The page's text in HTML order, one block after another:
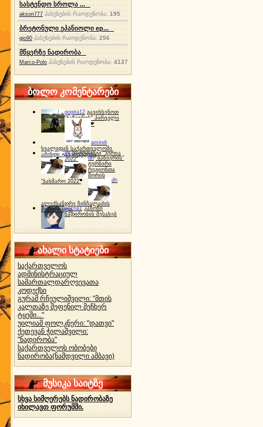
სასტენდო სროლა ...
akson777 პასუხების რაოდენობა:195
ბრეტონული ეპანიოლი ep...
gio90 პასუხების რაოდენობა:256
მწყერზე ნადირობა
Marco-Polo პასუხების რაოდენობა:4137
ბოლო კომენტარები
gogita12 გავიხსენოთ
"ბაზიერის" პირველი
ტურნირი ❤
amindi
ხვალიდან საქართველოში
ამინდი გაუარესდება
dh სპორტინგი "გურია
2022"
dh "ბაზიერის"
ტურნირი
რეგიონთა
შორის
"ბახმარო 2022"
dh
ალექსანდრე ჩინჩალაძის
მემორიალიgocha1 კანონი
ნადირობის შესახებ
ახალი სტატიები
საქართველოს
ადმინისტრაციულ
სამართალდარღვევათა
კოდექსი
გურამ რჩეულიშვილი: "მთის
კალთაზე შეფენილ მეჩხერ
ტყეში..."
უილიამ ფოლკნერი: "დათვი"
ქეთევან ჭილაშვილი:
"ნადირობა"
საქართველოს ობობები
ნადირობა(ნამდვილი ამბავი)
მუსიკა საიტზე
სხვა სიმღერებს ნადირობაზე
იხილავთ ფორუმში.